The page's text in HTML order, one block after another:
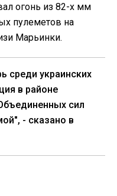
огонь из 82-х мм
пулеметов на
Марьинки.
среди украинских
в районе
сил
- сказано в